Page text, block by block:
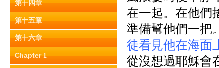
第十四章
第十五章
第十六章
Chapter 1
在一起。在他們
準備幫他們一把
徒看見他在海面
從沒想過耶穌會